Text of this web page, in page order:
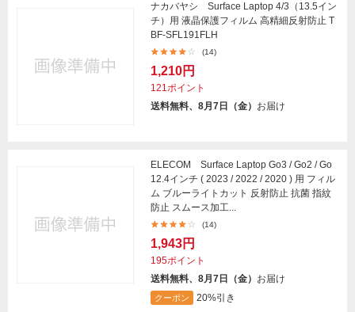
ナカバヤシ Surface Laptop 4/3（13.5イン
チ）用 液晶保護フィルム 高精細反射防止 T
BF-SFL191FLH
(14)
1,210円
121ポイント
送料無料、8月7日（金） お届け
ELECOM Surface Laptop Go3 / Go2 / Go
12.4インチ ( 2023 / 2022 / 2020 ) 用 フィル
ム ブルーライトカット 反射防止 抗菌 指紋
防止 スムース加工...
(14)
1,943円
195ポイント
送料無料、8月7日（金） お届け
クーポン 20%引き